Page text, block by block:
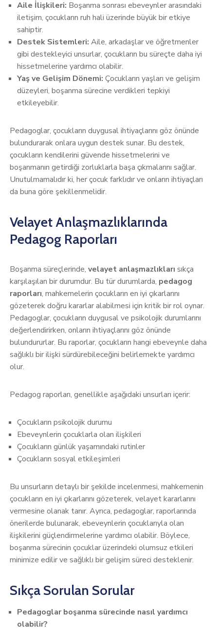
Aile İlişkileri: Boşanma sonrası ebeveynler arasındaki
iletişim, çocukların ruh hali üzerinde büyük bir etkiye
sahiptir.
Destek Sistemleri: Aile, arkadaşlar ve öğretmenler
gibi destekleyici unsurlar, çocukların bu süreçte daha iyi
hissetmelerine yardımcı olabilir.
Yaş ve Gelişim Dönemi: Çocukların yaşları ve gelişim
düzeyleri, boşanma sürecine verdikleri tepkiyi
etkileyebilir.
Pedagoglar, çocukların duygusal ihtiyaçlarını göz önünde
bulundurarak onlara uygun destek sunar. Bu destek,
çocukların kendilerini güvende hissetmelerini ve
boşanmanın getirdiği zorluklarla başa çıkmalarını sağlar.
Unutulmamalıdır ki, her çocuk farklıdır ve onların ihtiyaçları
da buna göre şekillenmelidir.
Velayet Anlaşmazlıklarında
Pedagog Raporları
Boşanma süreçlerinde, velayet anlaşmazlıkları sıkça
karşılaşılan bir durumdur. Bu tür durumlarda, pedagog
raporları, mahkemelerin çocukların en iyi çıkarlarını
gözeterek doğru kararlar alabilmesi için kritik bir rol oynar.
Pedagoglar, çocukların duygusal ve psikolojik durumlarını
değerlendirirken, onların ihtiyaçlarını göz önünde
bulundururlar. Bu raporlar, çocukların hangi ebeveynle daha
sağlıklı bir ilişki sürdürebileceğini belirlemekte yardımcı
olur.
Pedagog raporları, genellikle aşağıdaki unsurları içerir:
Çocukların psikolojik durumu
Ebeveynlerin çocuklarla olan ilişkileri
Çocukların günlük yaşamındaki rutinler
Çocukların sosyal etkileşimleri
Bu unsurların detaylı bir şekilde incelenmesi, mahkemenin
çocukların en iyi çıkarlarını gözeterek, velayet kararlarını
vermesine olanak tanır. Ayrıca, pedagoglar, raporlarında
önerilerde bulunarak, ebeveynlerin çocuklarıyla olan
ilişkilerini güçlendirmelerine yardımcı olabilir. Böylece,
boşanma sürecinin çocuklar üzerindeki olumsuz etkileri
minimize edilir ve sağlıklı bir gelişim süreci desteklenir.
Sıkça Sorulan Sorular
Pedagoglar boşanma sürecinde nasıl yardımcı
olabilir?